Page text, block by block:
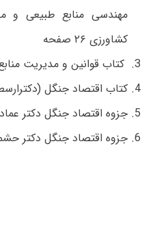
مهندسی منابع طبیعی و
کشاورزی ۲۶ صفحه
کتاب قوانین و مدیریت
کتاب اقتصاد جنگل
جزوه اقتصاد جنگل دکتر
جزوه اقتصاد جنگل دکتر